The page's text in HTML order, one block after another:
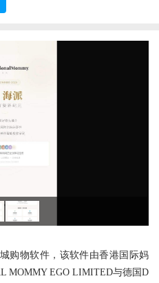
购物软件，该软件由香港国际妈
MOMMY EGO LIMITED与德国D